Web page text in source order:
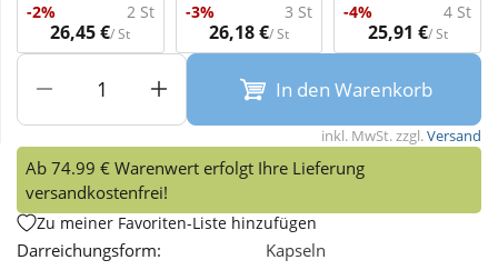
Tierbedarf
Wellness
-2%
2 St
26,45 €/ St
-3% 3 St
26,18 €/ St
-4% 4 St
25,91 €/ St
In den Warenkorb
inkl. MwSt. zzgl.Versand
Ab 74.99 € Warenwert erfolgt Ihre Lieferung
versandkostenfrei!
Zu meiner Favoriten-Liste hinzufügen
Darreichungsform:
Kapseln